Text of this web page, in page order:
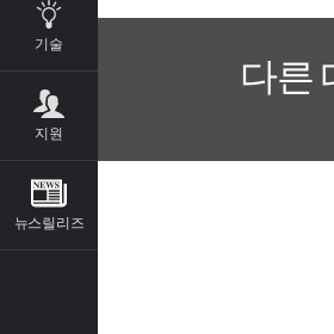
기술
지원
뉴스릴리즈
다른